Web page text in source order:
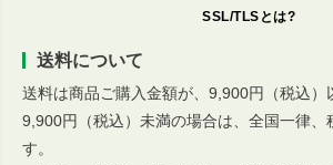
SSL/TLSとは?
送料について
送料は商品ご購入金額が、9,900円（税込）
9,900円（税込）未満の場合は、全国一律、
す。